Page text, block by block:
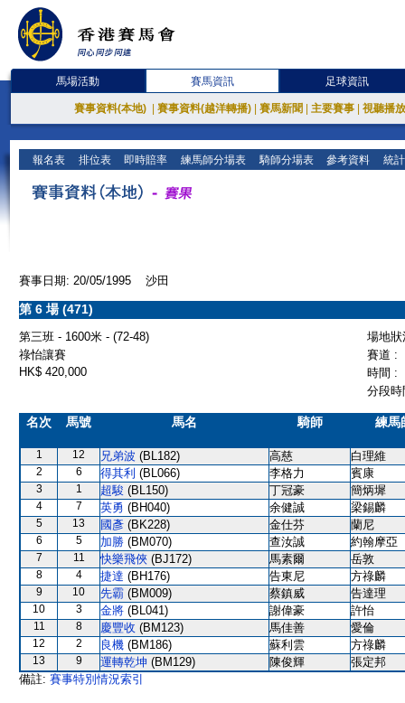
馬場活動 賽馬資訊 足球資訊
賽事資料(本地) 賽事資料(越洋轉播) 賽馬新聞 主要賽事 視聽播
報名表 排位表 即時賠率 練馬師分場表 騎師分場表 參考資料 統
賽事日期: 20/05/1995 沙田
第 6 場 (471)
第三班 - 1600米 - (72-48)
場地
祿怡讓賽
賽道 :
HK$ 420,000
時間 :
分段
名次 馬號 馬名 騎師 練馬
1 12 兄弟波 (BL182) 高慈 白理維
2 6 得其利 (BL066) 李格力 賓康
3 1 超駿 (BL150) 丁冠豪 簡炳墀
4 7 英勇 (BH040) 余健誠 梁錫麟
5 13 國彥 (BK228) 金仕芬 蘭尼
6 5 加勝 (BM070) 查汝誠 約翰摩亞
7 11 快樂飛俠 (BJ172) 馬素爾 岳敦
8 4 捷達 (BH176) 告東尼 方祿麟
9 10 先霸 (BM009) 蔡鎮威 告達理
10 3 金將 (BL041) 謝偉豪 許怡
11 8 慶豐收 (BM123) 馬佳善 愛倫
12 2 良機 (BM186) 蘇利雲 方祿麟
13 9 運轉乾坤 (BM129) 陳俊輝
張定邦
備註: 賽事特別情況索引